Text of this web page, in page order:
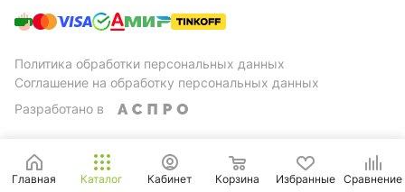
Политика обработки персональных данных
Соглашение на обработку персональных данных
Разработано в
Главная Каталог Кабинет Корзина Избранные Сравнение